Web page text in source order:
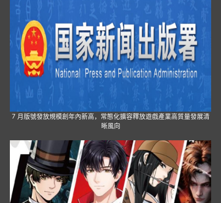
7 月版號發放規模創年內新高，常態化擴容釋放遊戲產業高質量發展清
晰風向